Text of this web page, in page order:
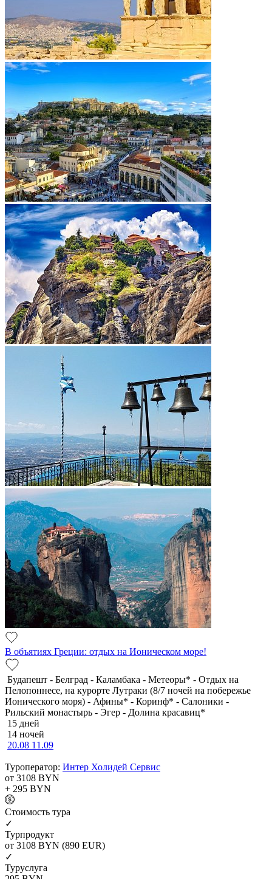
В объятиях Греции: отдых на Ионическом море!
Будапешт - Белград - Каламбака - Метеоры* - Отдых на
Пелопоннесе, на курорте Лутраки (8/7 ночей на побережье
Ионического моря) - Афины* - Коринф* - Салоники -
Рильский монастырь - Эгер - Долина красавиц*
15 дней
14 ночей
20.08 11.09
Туроператор: Интер Холидей Сервис
от 3108 BYN
+ 295 BYN
Cтоимость тура
✓
Турпродукт
от 3108 BYN (890 EUR)
✓
Туруслуга